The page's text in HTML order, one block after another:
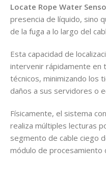
Locate Rope Water
presencia de líquido, sino
de la fuga a lo largo del
Esta capacidad de
intervenir rápidamente en
técnicos, minimizando los
daños a sus servidores o
Físicamente, el sistema
realiza múltiples lecturas
segmento de cable ciego
módulo de procesamiento